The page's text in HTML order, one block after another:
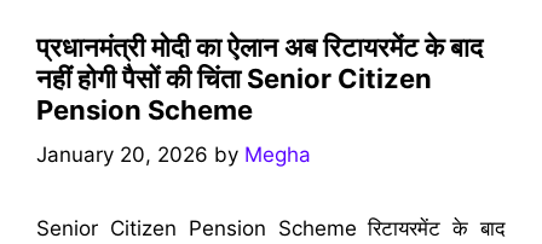
प्रधानमंत्री मोदी का ऐलान अब रिटायरमेंट के बाद
नहीं होगी पैसों की चिंता Senior Citizen
Pension Scheme
January 20, 2026 by Megha
Senior Citizen Pension Scheme रिटायरमेंट के बाद